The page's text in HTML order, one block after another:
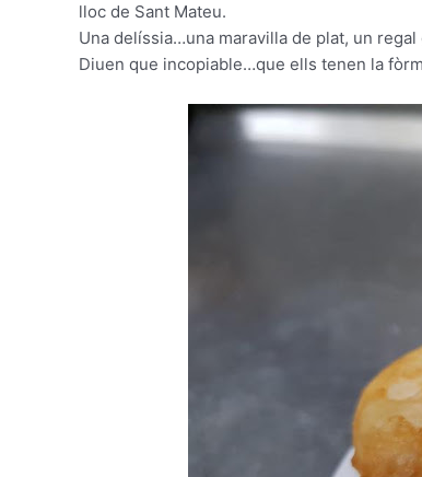
lloc de Sant Mateu.
Una delíssia…una maravilla de plat, un regal
Diuen que incopiable…que ells tenen la